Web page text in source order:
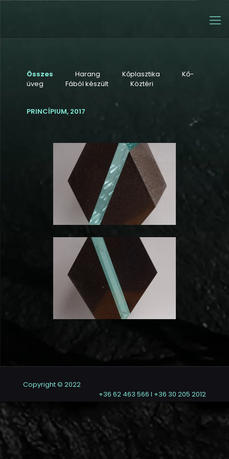
Összes Harang Kőplasztika
Kő-
üveg
Fából készült Köztéri
PRINCÍPIUM, 2017
Copyright © 2022
+36 62 463 566 I +36 30 205 2012